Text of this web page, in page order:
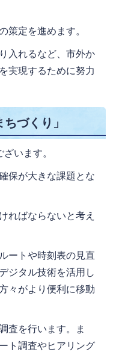
策定を進めます。
入れるなど、市外か
実現するために努力
づくり」
います。
保が大きな課題とな
ればならないと考え
ートや時刻表の見直
ジタル技術を活用し
々がより便利に移動
査を行います。ま
ト調査やヒアリング